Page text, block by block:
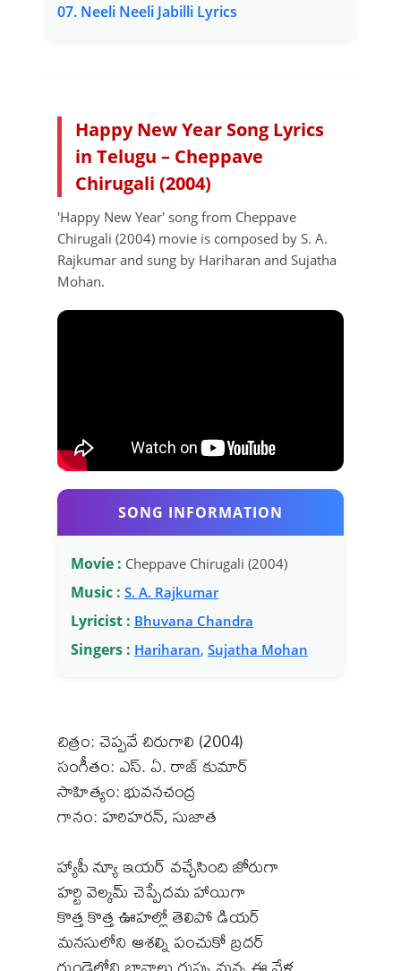
07. Neeli Neeli Jabilli Lyrics
Happy New Year Song Lyrics
in Telugu – Cheppave
Chirugali (2004)
'Happy New Year' song from Cheppave
Chirugali (2004) movie is composed by S. A.
Rajkumar and sung by Hariharan and Sujatha
Mohan.
SONG INFORMATION
Movie : Cheppave Chirugali (2004)
Music : S. A. Rajkumar
Lyricist : Bhuvana Chandra
Singers : Hariharan, Sujatha Mohan
చిత్రం: చెప్పవే చిరుగాలి (2004)
సంగీతం: ఎస్. ఏ. రాజ్ కుమార్
సాహిత్యం: భువనచంద్ర
గానం: హరిహరన్, సుజాత
హ్యాపీ న్యూ ఇయర్ వచ్చేసింది జోరుగా
హర్టి వెల్కమ్ చెప్పేదమ హాయిగా
కొత్త కొత్త ఊహల్లో తెలిపో డియర్
మనసులోని ఆశల్ని పంచుకో బ్రదర్